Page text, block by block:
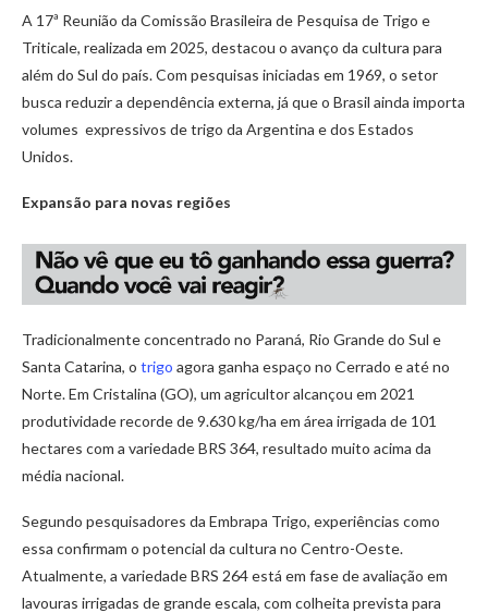
A 17ª Reunião da Comissão Brasileira de Pesquisa de Trigo e
Triticale, realizada em 2025, destacou o avanço da cultura para
além do Sul do país. Com pesquisas iniciadas em 1969, o setor
busca reduzir a dependência externa, já que o Brasil ainda importa
volumes expressivos de trigo da Argentina e dos Estados
Unidos.
Expansão para novas regiões
Tradicionalmente concentrado no Paraná, Rio Grande do Sul e
Santa Catarina, o trigo agora ganha espaço no Cerrado e até no
Norte. Em Cristalina (GO), um agricultor alcançou em 2021
produtividade recorde de 9.630 kg/ha em área irrigada de 101
hectares com a variedade BRS 364, resultado muito acima da
média nacional.
Segundo pesquisadores da Embrapa Trigo, experiências como
essa confirmam o potencial da cultura no Centro-Oeste.
Atualmente, a variedade BRS 264 está em fase de avaliação em
lavouras irrigadas de grande escala, com colheita prevista para